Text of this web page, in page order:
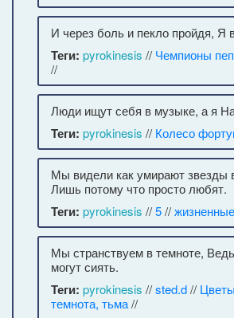
И через боль и пекло пройдя, Я
Теги: pyrokinesis // Чемпионы
//
Люди ищут себя в музыке, а я
Теги: pyrokinesis // Колесо
Мы видели как умирают звезды
Лишь потому что просто любят.
Теги: pyrokinesis //5//
Мы странствуем в темноте,
могут сиять.
Теги: pyrokinesis //sted.d//
темнота, тьма//